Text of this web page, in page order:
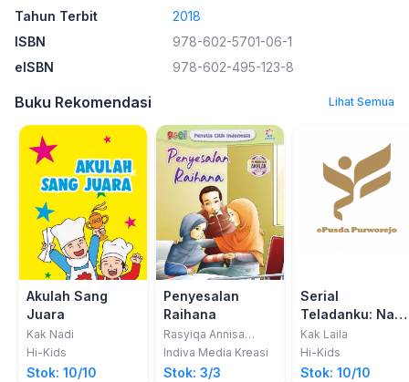
Tahun Terbit
2018
ISBN
978-602-5701-06-1
eISBN
978-602-495-123-8
Buku Rekomendasi Lihat Semua
Akulah Sang
Juara
Kak Nadi
Hi-Kids
Stok: 10/10
Penyesalan
Raihana
Rasyiqa Annisa
Thohira; dkk
Indiva Media Kreasi
Stok: 3/3
Serial
Teladanku: Nabi
Muhammad Saw.
Kak Laila
Hi-Kids
Stok: 10/10